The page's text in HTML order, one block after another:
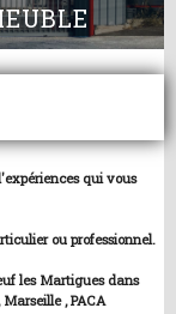
qui vous
ou professionnel.
les Martigues dans
, PACA